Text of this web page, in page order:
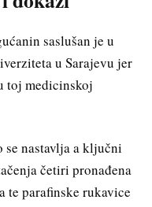
saslušan je u
u Sarajevu jer
toj medicinskoj
nastavlja a ključni
četiri pronađena
te parafinske rukavice